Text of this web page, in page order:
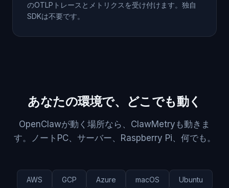
のOTLPトレースとメトリクスを受け付けます。独自
SDKは不要です。
あなたの環境で、どこでも動く
OpenClawが動く場所なら、ClawMetryも動きま
す。ノートPC、サーバー、Raspberry Pi、何でも。
AWS GCP Azure macOS Ubuntu